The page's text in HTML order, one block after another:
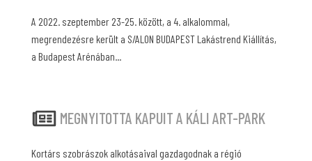
A 2022. szeptember 23-25. között, a 4. alkalommal,
megrendezésre került a S/ALON BUDAPEST Lakástrend Kiállítás,
a Budapest Arénában...
MEGNYITOTTA KAPUIT A KÁLI ART-PARK
Kortárs szobrászok alkotásaival gazdagodnak a régió